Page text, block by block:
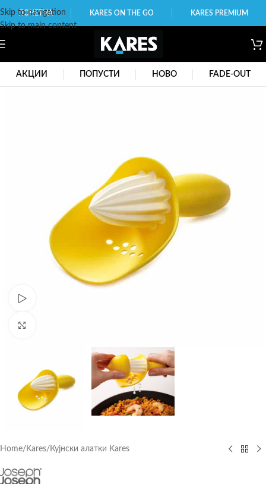
Skip to navigation
Skip to main content
ПОЧЕТНА KARES ON THE GO KARES PREMIUM
АКЦИИ ПОПУСТИ НОВО FADE-OUT
Home/ Kares/ Кујнски алатки Kares